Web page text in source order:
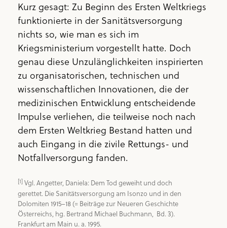
Kurz gesagt: Zu Beginn des Ersten Weltkriegs
funktionierte in der Sanitätsversorgung
nichts so, wie man es sich im
Kriegsministerium vorgestellt hatte. Doch
genau diese Unzulänglichkeiten inspirierten
zu organisatorischen, technischen und
wissenschaftlichen Innovationen, die der
medizinischen Entwicklung entscheidende
Impulse verliehen, die teilweise noch nach
dem Ersten Weltkrieg Bestand hatten und
auch Eingang in die zivile Rettungs- und
Notfallversorgung fanden.
[1] Vgl. Angetter, Daniela: Dem Tod geweiht und doch
gerettet. Die Sanitätsversorgung am Isonzo und in den
Dolomiten 1915–18 (= Beiträge zur Neueren Geschichte
Österreichs, hg. Bertrand Michael Buchmann,  Bd. 3).